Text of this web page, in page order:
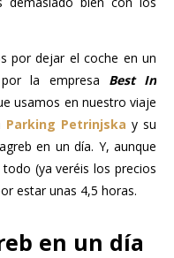
por dejar el coche en un
la empresa Best In
usamos en nuestro viaje
Parking Petrinjska y su
en un día. Y, aunque
(ya veréis los precios
estar unas 4,5 horas.
en un día